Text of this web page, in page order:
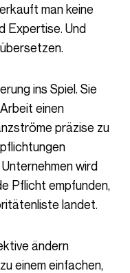
man keine
Expertise. Und
einen
präzise zu
wird
Pflicht empfunden,
landet.
einem einfachen,